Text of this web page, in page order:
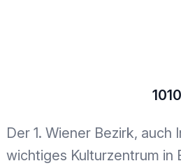
Der 1. Wiener Bezirk,
wichtiges Kulturzentrum in